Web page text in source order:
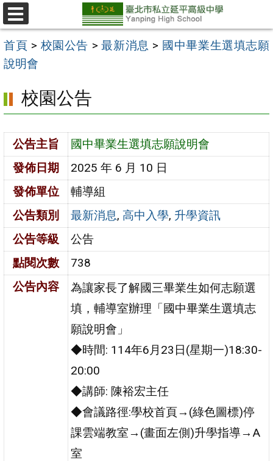
跳
至
主
要
區
選
單
首頁 > 校園公告 >最新消息 > 國中畢業生選填志願
說明會
校園公告
公告主旨
國中畢業生選填志願說明會
發佈日期
2025 年 6 月 10 日
發佈單位
輔導組
公告類別
最新消息,高中入學, 升學資訊
公告等級
公告
點閱次數
738
公告內容
為讓家長了解國三畢業生如何志願選
填，輔導室辦理「國中畢業生選填志
願說明會」
◆時間: 114年6月23日(星期一)18:30-
20:00
◆講師: 陳裕宏主任
◆會議路徑:學校首頁→(綠色圖標)停
課雲端教室→(畫面左側)升學指導→A
室